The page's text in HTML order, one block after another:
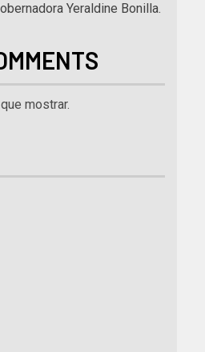
Yeraldine Bonilla.
mostrar.